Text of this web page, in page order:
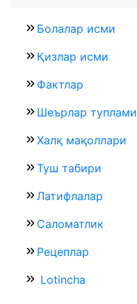
Болалар исми
Қизлар исми
Фактлар
Шеърлар туплами
Халқ мақоллари
Туш табири
Латифлалар
Саломатлик
Рецеплар
Lotincha